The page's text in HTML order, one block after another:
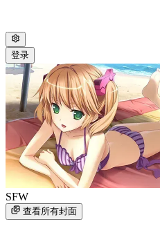
登录
SFW
查看所有封面